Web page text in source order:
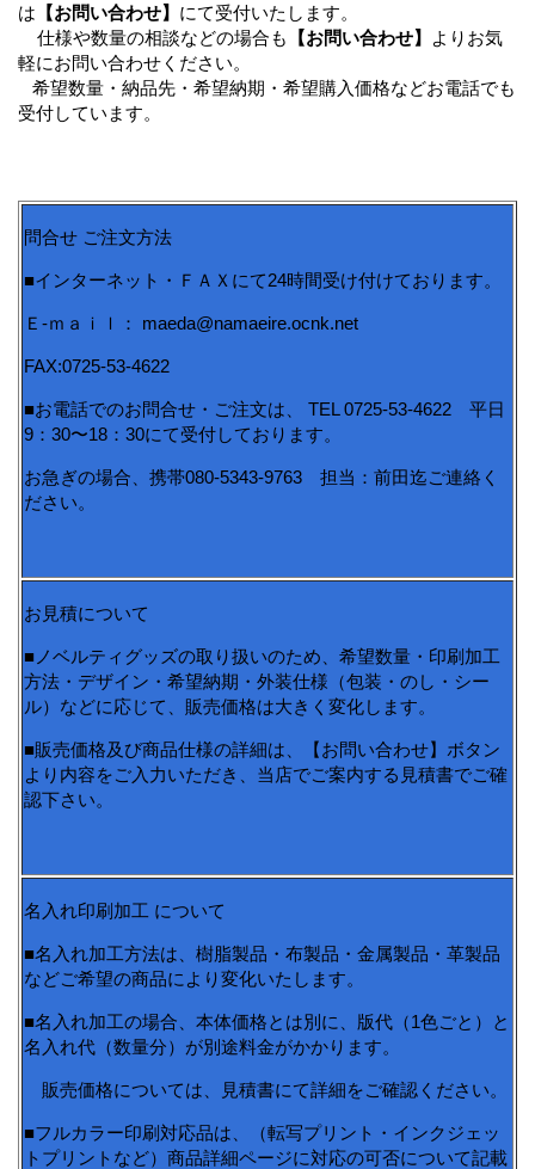
は 【お問い合わせ】 にて受付いたします。
仕様や数量の相談などの場合も
【お問い合わせ】
よりお気
軽にお問い合わせください。
希望数量・納品先・希望納期・希望購入価格などお電話でも
受付しています。
問合せ ご注文方法
■インターネット・ＦＡＸにて24時間受け付けております。
Ｅ-ｍａｉｌ： maeda@namaeire.ocnk.net
FAX:0725-53-4622
■お電話でのお問合せ・ご注文は、 TEL 0725-53-4622 平日
9：30〜18：30にて受付しております。
お急ぎの場合、携帯080-5343-9763 担当：前田迄ご連絡く
ださい。
お見積について
■ノベルティグッズの取り扱いのため、希望数量・印刷加工
方法・デザイン・希望納期・外装仕様（包装・のし・シー
ル）などに応じて、販売価格は大きく変化します。
■販売価格及び商品仕様の詳細は、【お問い合わせ】ボタン
より内容をご入力いただき、当店でご案内する見積書でご確
認下さい。
名入れ印刷加工 について
■名入れ加工方法は、樹脂製品・布製品・金属製品・革製品
などご希望の商品により変化いたします。
■名入れ加工の場合、本体価格とは別に、版代（1色ごと）と
名入れ代（数量分）が別途料金がかかります。
販売価格については、見積書にて詳細をご確認ください。
■フルカラー印刷対応品は、（転写プリント・インクジェッ
トプリントなど）商品詳細ページに対応の可否について記載